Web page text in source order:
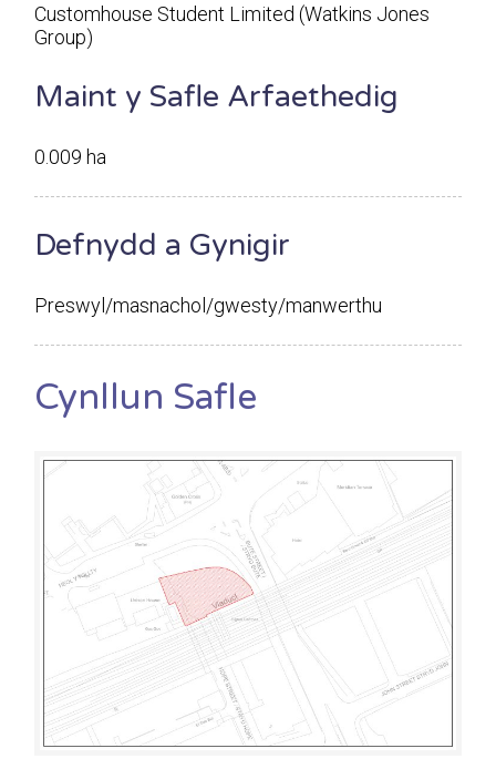
Customhouse Student Limited (Watkins Jones
Group)
Maint y Safle Arfaethedig
0.009 ha
Defnydd a Gynigir
Preswyl/masnachol/gwesty/manwerthu
Cynllun Safle